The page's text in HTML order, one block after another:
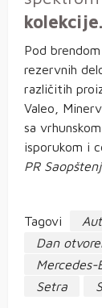
kolekcije.
Pod brendom
rezervnih
različitih
Valeo,
sa
isporukom i
PR
Tagovi
Dan
Mercedes-
Setra